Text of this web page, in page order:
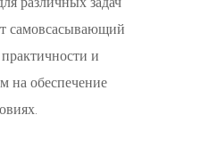
самовсасывающий
и
на обеспечение